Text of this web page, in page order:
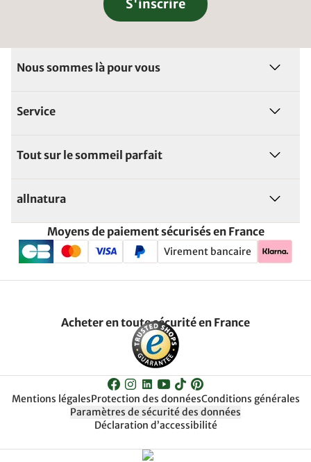
S'inscrire
Nous sommes là pour vous
Service
Tout sur le sommeil parfait
allnatura
Moyens de paiement sécurisés en France
Virement bancaire
Acheter en toute sécurité en France
Mentions légalesProtection des donnéesConditions générales
Paramètres de sécurité des données
Déclaration d’accessibilité